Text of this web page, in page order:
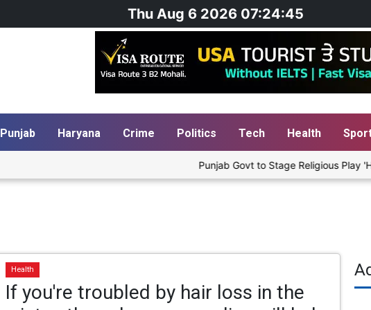
Thu Aug 6 2026 07:24:46
Punjab Haryana Crime Politics Tech Health
Punjab Govt to Stage Religious Play 'Humare Ram'
Health
If you're troubled by hair loss in the